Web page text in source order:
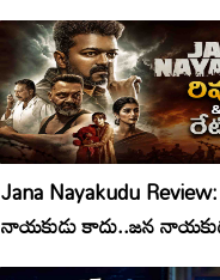
Jana Nayakudu
నాయకుడు కాదు..జన
రేటింగ్!